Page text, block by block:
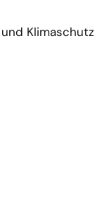
Klimaschutz